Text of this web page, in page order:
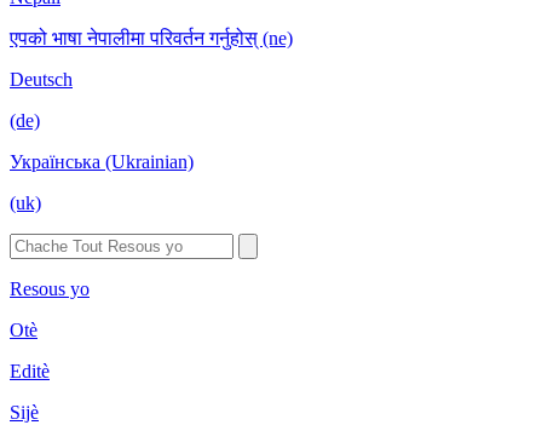
एपको भाषा नेपालीमा परिवर्तन गर्नुहोस् (ne)
Deutsch
(de)
Українська (Ukrainian)
(uk)
Resous yo
Otè
Editè
Sijè